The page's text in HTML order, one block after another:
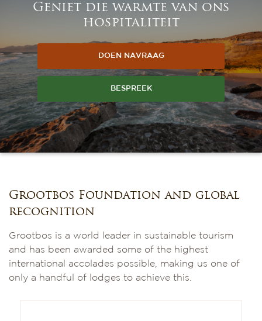
Geniet die warmte van ons
hospitaliteit
DOEN NAVRAAG
BESPREEK
Grootbos Foundation and global
recognition
Grootbos is a world leader in sustainable tourism
and has been awarded some of the highest
international accolades possible, making us one of
only a handful of lodges to achieve this.